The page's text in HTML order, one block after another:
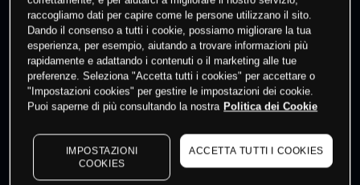
Fai trading
I prezzi sono solo indicativi.Accediper vedere gli ultimi
raccogliamo dati per capire come le persone utilizzano il sito.
Dando il consenso a tutti i cookie, possiamo migliorare la tua
esperienza, per esempio, aiutando a trovare informazioni più
rapidamente e adattando i contenuti o il marketing alle tue
preferenze. Seleziona "Accetta tutti i cookies" per accettare o
"Impostazioni cookies" per gestire le impostazioni dei cookie.
Puoi saperne di più consultando la nostra Politica dei Cookie
IMPOSTAZIONI
COOKIES
ACCETTA TUTTI I COOKIES